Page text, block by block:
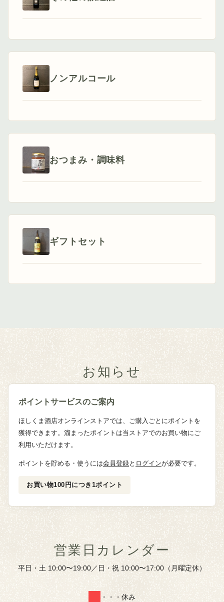
ノンアルコール
おつまみ・調味料
ギフトセット
お知らせ
ポイントサービスのご案内
ほしくま酒店オンラインストアでは、ご購入ごとにポイントを
獲得できます。溜まったポイントは当ストアでのお買い物にご
利用いただけます。
ポイントを貯める・使うには会員登録と ログインが必要です。
お買い物100円につき1ポイント
営業日カレンダー
平日・土 10:00〜19:00／日・祝 10:00〜17:00（月曜定休）
・・・休み